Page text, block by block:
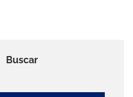
Buscar